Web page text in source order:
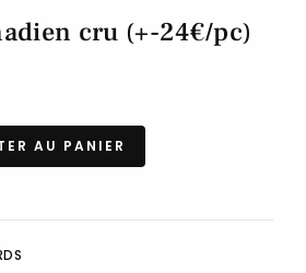
cru (+-24€/pc)
AU PANIER